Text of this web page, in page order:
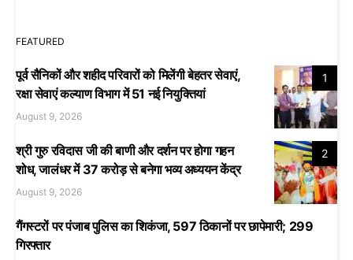
FEATURED
1
पूर्व सैनिकों और शहीद परिवारों को मिलेंगी बेहतर सेवाएं,
रक्षा सेवाएं कल्याण विभाग में 51 नई नियुक्तियां
August 9, 2026
2
श्री गुरु रविदास जी की बाणी और दर्शन पर होगा गहन
शोध, जालंधर में 37 करोड़ से बनेगा भव्य अध्ययन केंद्र
August 9, 2026
गैंगस्टरों पर पंजाब पुलिस का शिकंजा, 597 ठिकानों पर छापेमारी; 299
गिरफ्तार